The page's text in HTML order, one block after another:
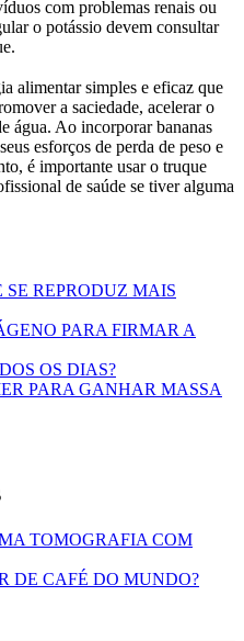
com problemas renais ou
o potássio devem consultar
alimentar simples e eficaz que
a saciedade, acelerar o
água. Ao incorporar bananas
esforços de perda de peso e
é importante usar o truque
de saúde se tiver alguma
REPRODUZ MAIS
PARA FIRMAR A
OS DIAS?
PARA GANHAR MASSA
TOMOGRAFIA COM
DE CAFÉ DO MUNDO?